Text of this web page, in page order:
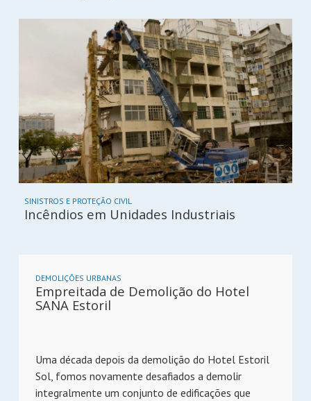
SINISTROS E PROTEÇÃO CIVIL
Incêndios em Unidades Industriais
DEMOLIÇÕES URBANAS
Empreitada de Demolição do Hotel
SANA Estoril
Uma década depois da demolição do Hotel Estoril
Sol, fomos novamente desafiados a demolir
integralmente um conjunto de edificações que